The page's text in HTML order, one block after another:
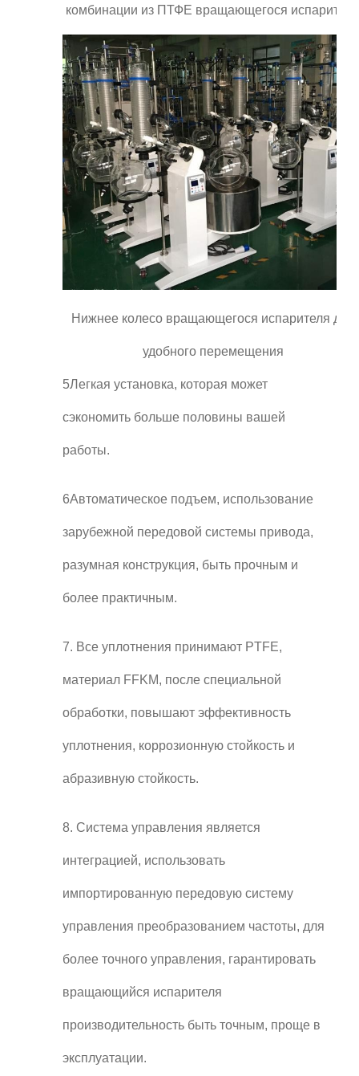
комбинации из ПТФЕ вращающегося
Нижнее колесо вращающегося испарителя для
удобного перемещения
5Легкая установка, которая может
сэкономить больше половины вашей
работы.
6Автоматическое подъем, использование
зарубежной передовой системы привода,
разумная конструкция, быть прочным и
более практичным.
7. Все уплотнения принимают PTFE,
материал FFKM, после специальной
обработки, повышают эффективность
уплотнения, коррозионную стойкость и
абразивную стойкость.
8. Система управления является
интеграцией, использовать
импортированную передовую систему
управления преобразованием частоты, для
более точного управления, гарантировать
вращающийся испарителя
производительность быть точным, проще в
эксплуатации.